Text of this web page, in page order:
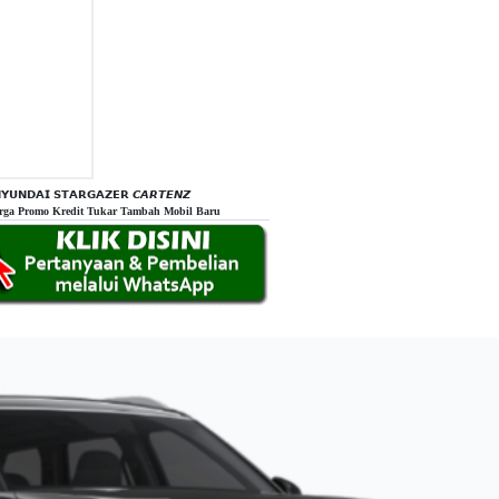
𝗦𝗧𝗔𝗥𝗚𝗔𝗭𝗘𝗥 𝘾𝘼𝙍𝙏𝙀𝙉𝙕
Promo Kredit Tukar Tambah Mobil Baru